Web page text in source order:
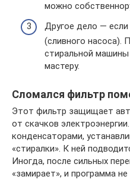
можно
Другое дело —
(сливного насоса).
стиральной
мастеру.
Сломался фильтр
Этот фильтр защищает
от скачков
конденсаторами,
«стиралки». К ней
Иногда, после сильных
«замирает», и программа